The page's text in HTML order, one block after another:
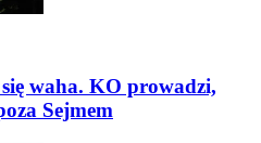
waha. KO prowadzi,
Sejmem